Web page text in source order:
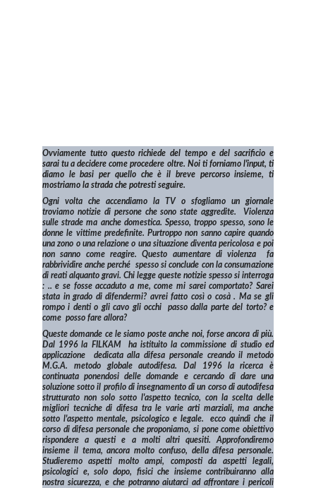
Ovviamente tutto questo richiede del tempo e del sacrificio e
sarai tu a decidere come procedere oltre. Noi ti forniamo l'input, ti
diamo le basi per quello che è il breve percorso insieme, ti
mostriamo la strada che potresti seguire.
Ogni volta che accendiamo la TV o sfogliamo un giornale
troviamo notizie di persone che sono state aggredite. Violenza
sulle strade ma anche domestica. Spesso, troppo spesso, sono le
donne le vittime predefinite. Purtroppo non sanno capire quando
una zono o una relazione o una situazione diventa pericolosa e poi
non sanno come reagire. Questo aumentare di violenza fa
rabbrividire anche perché spesso si conclude con la consumazione
di reati alquanto gravi. Chi legge queste notizie spesso si interroga
: .. e se fosse accaduto a me, come mi sarei comportato? Sarei
stata in grado di difendermi? avrei fatto così o cosà . Ma se gli
rompo i denti o gli cavo gli occhi passo dalla parte del torto? e
come posso fare allora?
Queste domande ce le siamo poste anche noi, forse ancora di più.
Dal 1996 la FILKAM ha istituito la commissione di studio ed
applicazione dedicata alla difesa personale creando il metodo
M.G.A. metodo globale autodifesa. Dal 1996 la ricerca è
continuata ponendosi delle domande e cercando di dare una
soluzione sotto il profilo di insegnamento di un corso di autodifesa
strutturato non solo sotto l'aspetto tecnico, con la scelta delle
migliori tecniche di difesa tra le varie arti marziali, ma anche
sotto l'aspetto mentale, psicologico e legale. ecco quindi che il
corso di difesa personale che proponiamo, si pone come obiettivo
rispondere a questi e a molti altri quesiti. Approfondiremo
insieme il tema, ancora molto confuso, della difesa personale.
Studieremo aspetti molto ampi, composti da aspetti legali,
psicologici e, solo dopo, fisici che insieme contribuiranno alla
nostra sicurezza, e che potranno aiutarci ad affrontare i pericoli